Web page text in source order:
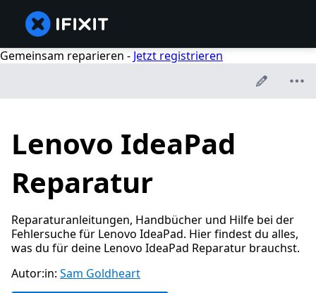
Gemeinsam reparieren - Jetzt registrieren
Lenovo IdeaPad
Reparatur
Reparaturanleitungen, Handbücher und Hilfe bei der
Fehlersuche für Lenovo IdeaPad. Hier findest du alles,
was du für deine Lenovo IdeaPad Reparatur brauchst.
Autor:in: Sam Goldheart